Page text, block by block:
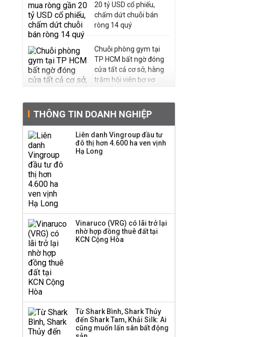
20 tỷ USD cổ phiếu,
chấm dứt chuỗi bán
ròng 14 quý
Chuỗi phòng gym tại
TP HCM bất ngờ đóng
cửa tất cả cơ sở, hàng
trăm hội viên bơ vơ
tiếng đứng sau tiệm
vàng Mi Hồng: Từ phụ
xe, sửa đồ điện tử cũ
đến gây dựng thương
hiệu hơn 35 năm tuổi
PNJ công bố thông tin
quyền tùy ý áp thuế
100% lên những đối tác
thương mại hàng đầu?
THÔNG TIN DOANH NGHIỆP
Liên danh Vingroup đầu tư
đô thị hơn 4.600 ha ven vịnh
Hạ Long
Vinaruco (VRG) có lãi trở lại
nhờ hợp đồng thuê đất tại
KCN Cộng Hòa
Từ Shark Bình, Shark Thủy
đến Shark Tam, Khải Silk: Ai
cũng muốn lấn sân bất động